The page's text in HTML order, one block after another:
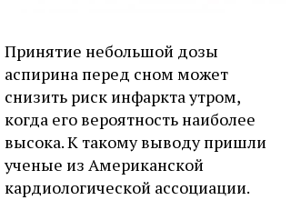
Принятие небольшой дозы
аспирина перед сном может
снизить риск инфаркта утром,
когда его вероятность наиболее
высока. К такому выводу пришли
ученые из Американской
кардиологической ассоциации.